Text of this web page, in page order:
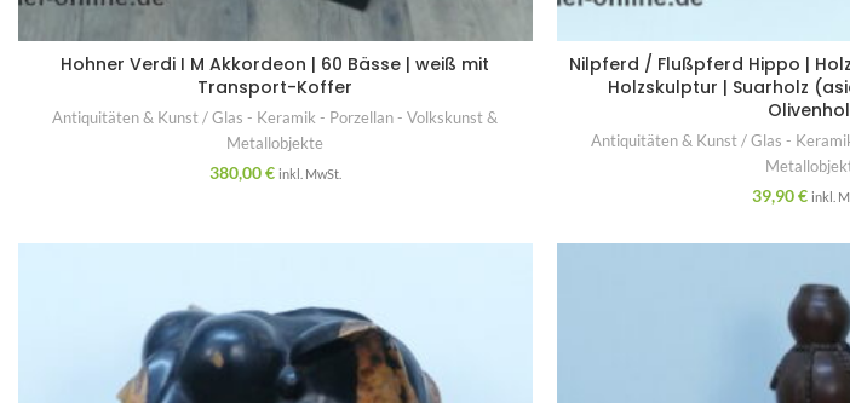
Hohner Verdi I M Akkordeon | 60 Bässe | weiß mit
Transport-Koffer
Antiquitäten & Kunst / Glas - Keramik - Porzellan - Volkskunst &
Metallobjekte
380,00€ inkl. MwSt.
Nilpferd / Flußpferd Hippo |
Holzskulptur | Suarholz
Antiquitäten & Kunst / Glas -
39,90€ inkl.